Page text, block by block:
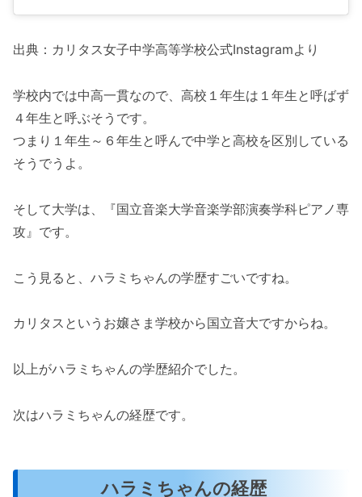
出典：カリタス女子中学高等学校公式Instagramより
学校内では中高一貫なので、高校１年生は１年生と呼ばず
４年生と呼ぶそうです。
つまり１年生～６年生と呼んで中学と高校を区別している
そうでうよ。
そして大学は、『国立音楽大学音楽学部演奏学科ピアノ専
攻』です。
こう見ると、ハラミちゃんの学歴すごいですね。
カリタスというお嬢さま学校から国立音大ですからね。
以上がハラミちゃんの学歴紹介でした。
次はハラミちゃんの経歴です。
ハラミちゃんの経歴